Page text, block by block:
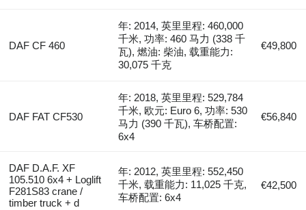
DAF CF 460
年: 2014, 英里里程: 460,000
千米, 功率: 460 马力 (338 千
瓦), 燃油: 柴油, 载重能力:
30,075 千克
€49,800
DAF FAT CF530
年: 2018, 英里里程: 529,784
千米, 欧元: Euro 6, 功率: 530
马力 (390 千瓦), 车桥配置:
6x4
€56,840
DAF D.A.F. XF
105.510 6x4 + Loglift
F281S83 crane /
timber truck + d
年: 2012, 英里里程: 552,450
千米, 载重能力: 11,025 千克,
车桥配置: 6x4
€42,500